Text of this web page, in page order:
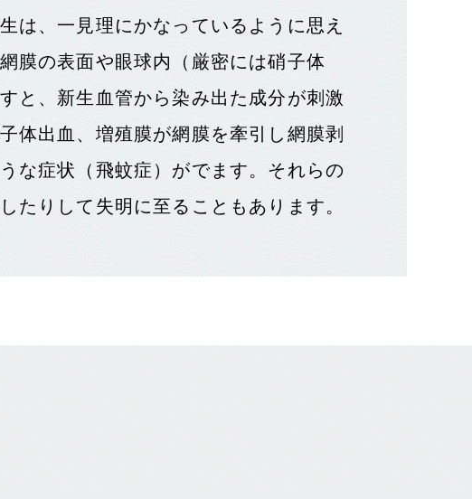
は、一見理にかなっているように思え
膜の表面や眼球内（厳密には硝子体
と、新生血管から染み出た成分が刺激
体出血、増殖膜が網膜を牽引し網膜剥
な症状（飛蚊症）がでます。それらの
たりして失明に至ることもあります。